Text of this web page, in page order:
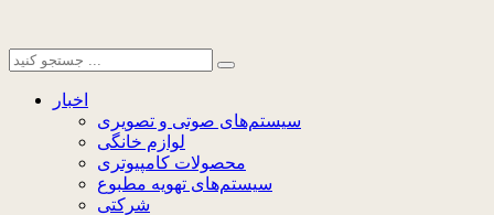
اخبار
سیستم‌های صوتی و تصویری
لوازم خانگی
محصولات کامپیوتری
سیستم‌های تهویه مطبوع
شرکتی